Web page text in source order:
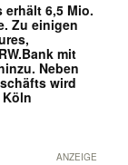
6,5 Mio.
Zu einigen
mit
Neben
wird
ANZEIGE